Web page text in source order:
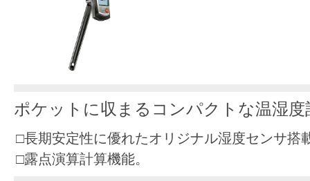
ポケットに収まるコンパクトな温湿度
□長期安定性に優れたオリジナル湿度センサ搭
□露点演算計算機能。